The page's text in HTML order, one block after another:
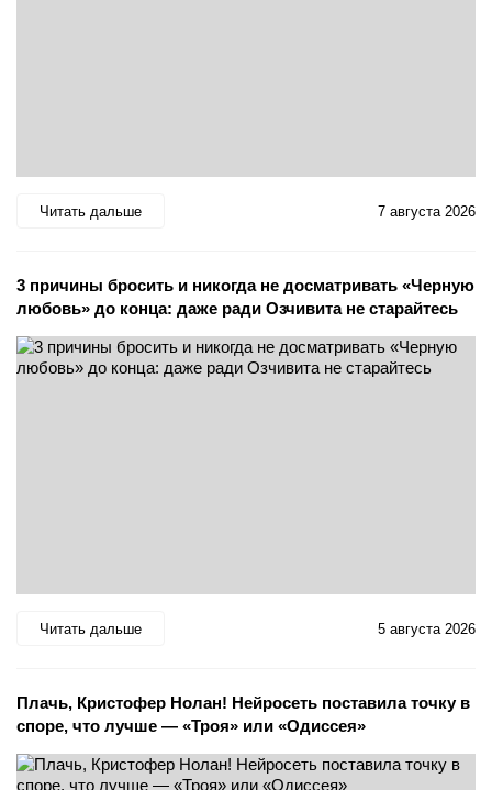
Читать дальше 7 августа 2026
3 причины бросить и никогда не досматривать «Черную
любовь» до конца: даже ради Озчивита не старайтесь
Читать дальше 5 августа 2026
Плачь, Кристофер Нолан! Нейросеть поставила точку в
споре, что лучше — «Троя» или «Одиссея»